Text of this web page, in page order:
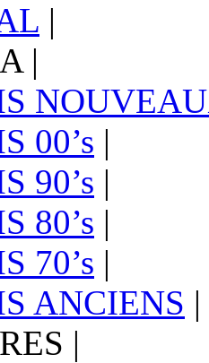
|
|
00’s |
90’s |
80’s |
70’s |
ANCIENS |
|